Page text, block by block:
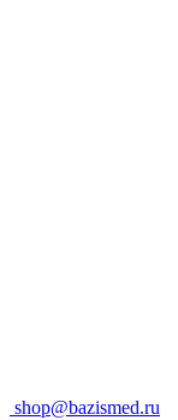
shop@bazismed.ru